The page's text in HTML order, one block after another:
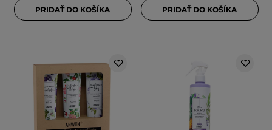
PRIDAŤ DO KOŠÍKA PRIDAŤ DO KOŠÍKA